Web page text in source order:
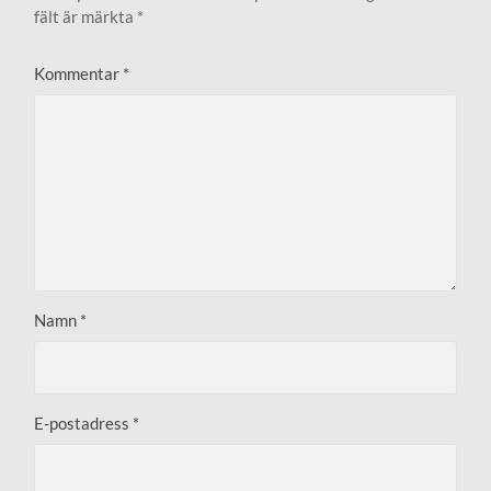
fält är märkta *
Kommentar *
Namn *
E-postadress *